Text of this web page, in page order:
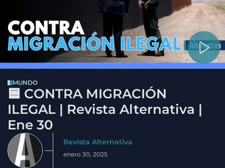
MUNDO
🟦 CONTRA MIGRACIÓN
ILEGAL | Revista Alternativa |
Ene 30
Revista Alternativa
enero 30, 2025